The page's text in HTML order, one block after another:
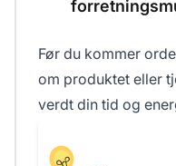
Før du kommer
om produktet eller
verdt din tid og